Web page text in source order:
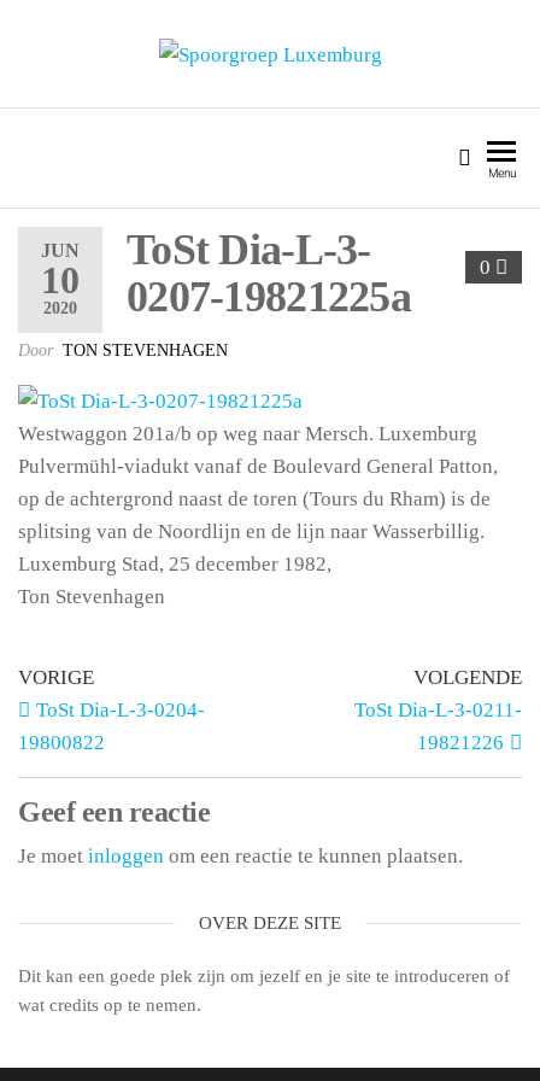
Menu
JUN
10
2020
0
ToSt Dia-L-3-
0207-19821225a
Door TON STEVENHAGEN
Westwaggon 201a/b op weg naar Mersch. Luxemburg
Pulvermühl-viadukt vanaf de Boulevard General Patton,
op de achtergrond naast de toren (Tours du Rham) is de
splitsing van de Noordlijn en de lijn naar Wasserbillig.
Luxemburg Stad, 25 december 1982,
Ton Stevenhagen
VORIGE
ToSt Dia-L-3-0204-
19800822
VOLGENDE
ToSt Dia-L-3-0211-
19821226
Geef een reactie
Je moet inloggen om een reactie te kunnen plaatsen.
OVER DEZE SITE
Dit kan een goede plek zijn om jezelf en je site te introduceren of
wat credits op te nemen.